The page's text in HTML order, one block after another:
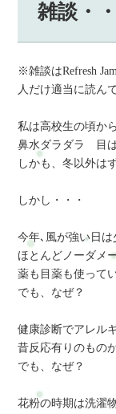
雑談・
※雑談はRefresh
人だけ適当に読ん
私は高校生の頃か
鼻水ダラダラ 目
しかも、冬以外は
しかし・・・
今年､風が強い日は
ほとんどノーダメ
薬も目薬も使って
でも、なぜ？
健康診断でアレル
昔反応有りのもの
でも、なぜ？
花粉の時期は洗濯